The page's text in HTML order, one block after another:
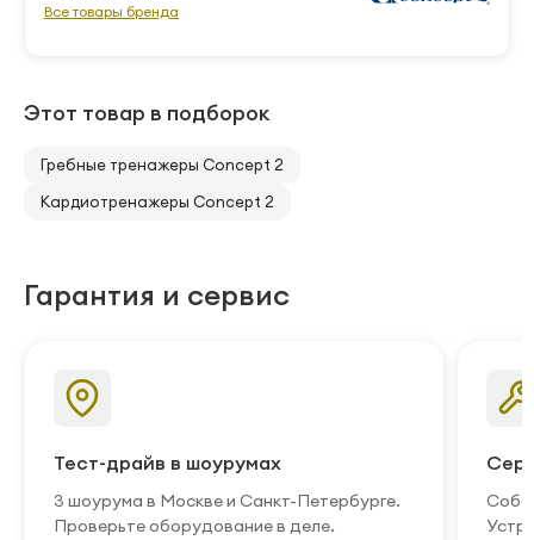
Все товары бренда
Этот товар в подборок
Гребные тренажеры Concept 2
Кардиотренажеры Concept 2
Гарантия и сервис
Тест-драйв в шоурумах
3 шоурума в Москве и Санкт-Петербурге.
Проверьте оборудование в деле.